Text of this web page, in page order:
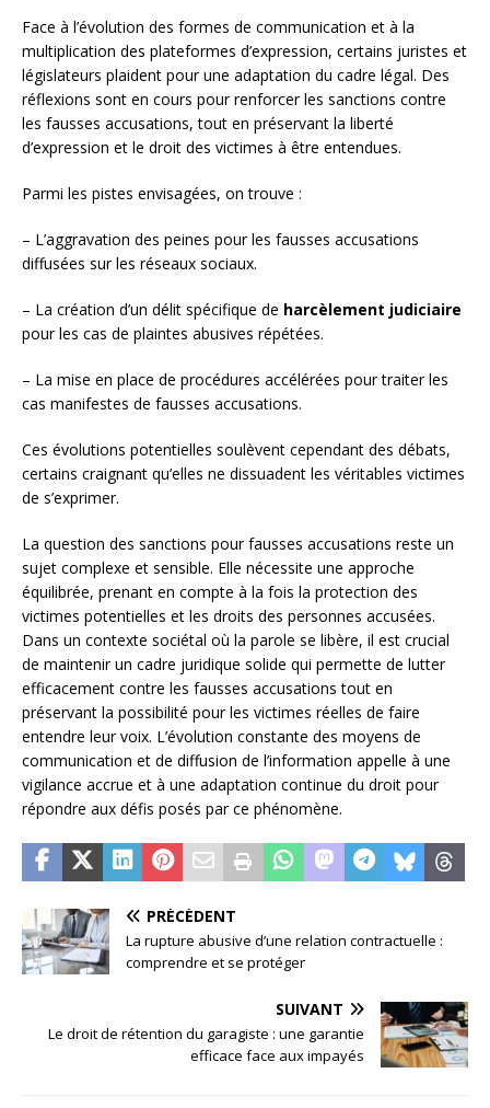
Face à l’évolution des formes de communication et à la
multiplication des plateformes d’expression, certains juristes et
législateurs plaident pour une adaptation du cadre légal. Des
réflexions sont en cours pour renforcer les sanctions contre
les fausses accusations, tout en préservant la liberté
d’expression et le droit des victimes à être entendues.
Parmi les pistes envisagées, on trouve :
– L’aggravation des peines pour les fausses accusations
diffusées sur les réseaux sociaux.
– La création d’un délit spécifique de harcèlement judiciaire
pour les cas de plaintes abusives répétées.
– La mise en place de procédures accélérées pour traiter les
cas manifestes de fausses accusations.
Ces évolutions potentielles soulèvent cependant des débats,
certains craignant qu’elles ne dissuadent les véritables victimes
de s’exprimer.
La question des sanctions pour fausses accusations reste un
sujet complexe et sensible. Elle nécessite une approche
équilibrée, prenant en compte à la fois la protection des
victimes potentielles et les droits des personnes accusées.
Dans un contexte sociétal où la parole se libère, il est crucial
de maintenir un cadre juridique solide qui permette de lutter
efficacement contre les fausses accusations tout en
préservant la possibilité pour les victimes réelles de faire
entendre leur voix. L’évolution constante des moyens de
communication et de diffusion de l’information appelle à une
vigilance accrue et à une adaptation continue du droit pour
répondre aux défis posés par ce phénomène.
PRÉCÉDENT
La rupture abusive d’une relation contractuelle :
comprendre et se protéger
SUIVANT
Le droit de rétention du garagiste : une garantie
efficace face aux impayés